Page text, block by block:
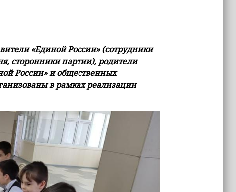
«Единой России» (сотрудники
сторонники партии), родители
России» и общественных
в рамках реализации